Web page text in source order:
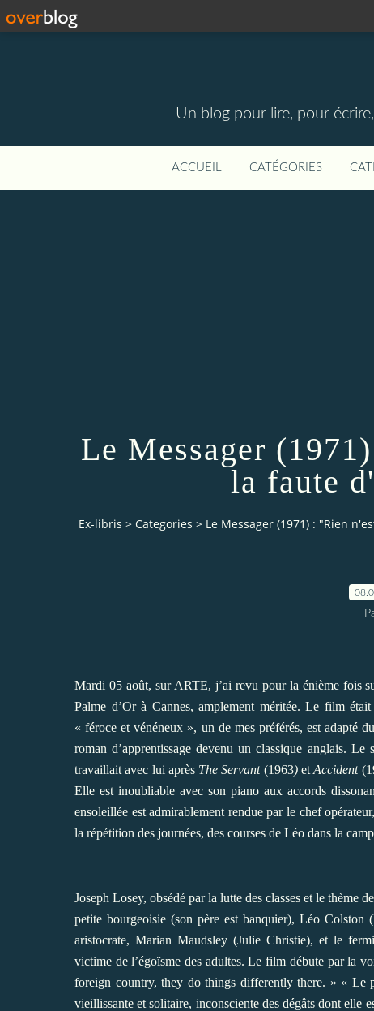
Un blog pour lire, pour
ACCUEIL CATÉGORIES
Le Messager
la faute
Ex-libris > Categories > Le Messager (1971) : "Rien
Mardi 05 août, sur ARTE, j’ai revu pour la énième fois
Palme d’Or à Cannes, amplement méritée. Le film
« féroce et vénéneux », un de mes préférés, est adapté
roman d’apprentissage devenu un classique anglais.
travaillait avec lui après The Servant (1963)etAccident
Elle est inoubliable avec son piano aux accords
ensoleillée est admirablement rendue par le chef
la répétition des journées, des courses de Léo dans la
Joseph Losey, obsédé par la lutte des classes et le thème
petite bourgeoisie (son père est banquier), Léo Colston
aristocrate, Marian Maudsley (Julie Christie), et le
victime de l’égoïsme des adultes. Le film débute par la
foreign country, they do things differently there. » « Le
vieillissante et solitaire, inconsciente des dégâts dont elle